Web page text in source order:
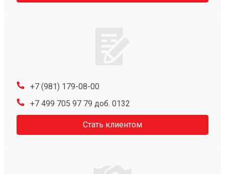
+7 (981) 179-08-00
+7 499 705 97 79 доб. 0132
Стать клиентом